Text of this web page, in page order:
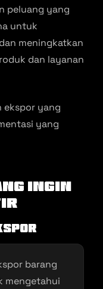
peluang yang
untuk
meningkatkan
dan layanan
ekspor yang
yang
Ingin
barang
mengetahui